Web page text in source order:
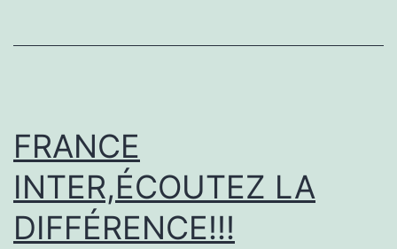
FRANCE
INTER,ÉCOUTEZ LA
DIFFÉRENCE!!!